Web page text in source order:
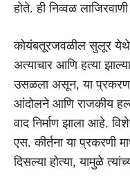
होते. ही निव्वळ
कोयंबतूरजवळील सुलूर येथे
अत्याचार आणि हत्या
उसळला असून, या
आंदोलने आणि राजकीय
वाद निर्माण झाला आहे.
एस. कीर्तना या प्रकरणी
दिसल्या होत्या, यामुळे